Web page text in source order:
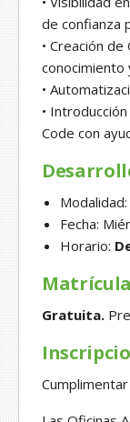
de confianza
• Creación
conocimiento
•
•
Code con
Modalidad:
Fecha:
Horario:
Matrícula
Gratuita.
Cumplimentar